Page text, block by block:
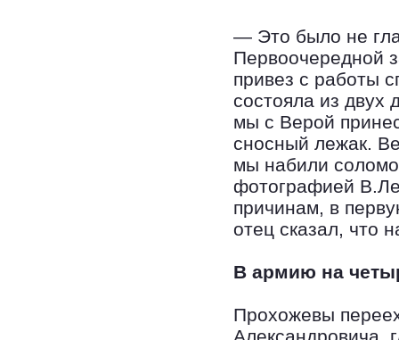
— Это было не
Первоочередной
привез с работы
состояла из двух
мы с Верой
сносный лежак.
мы набили
фотографией
причинам, в
отец сказал, что
В армию на
Прохожевы